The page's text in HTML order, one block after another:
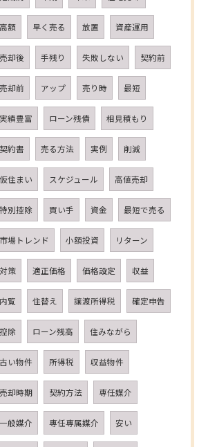
高額 早く売る 放置 資産運用
売却後 手残り 失敗しない 契約前
売却前 アップ 売り時 最短
実績豊富 ローン残債 相見積もり
契約書 売る方法 実例 削減
仮住まい スケジュール 高値売却
特別控除 買い手 資金 最短で売る
市場トレンド 小額投資 リターン
対策 適正価格 価格設定 収益
内覧 住替え 譲渡所得税 確定申告
控除 ローン残高 住みながら
古い物件 所得税 収益物件
売却時期 契約方法 専任媒介
一般媒介 専任専属媒介 安い